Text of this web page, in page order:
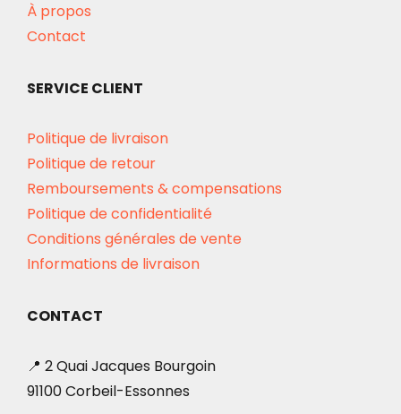
À propos
Contact
SERVICE CLIENT
Politique de livraison
Politique de retour
Remboursements & compensations
Politique de confidentialité
Conditions générales de vente
Informations de livraison
CONTACT
📍 2 Quai Jacques Bourgoin
91100 Corbeil-Essonnes